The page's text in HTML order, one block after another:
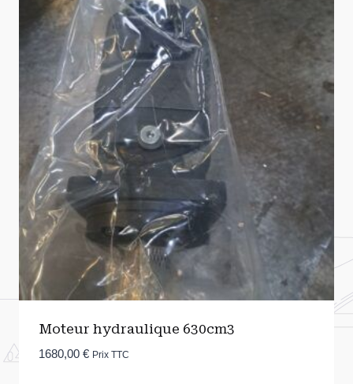
Moteur hydraulique 630cm3
1680,00 € Prix TTC